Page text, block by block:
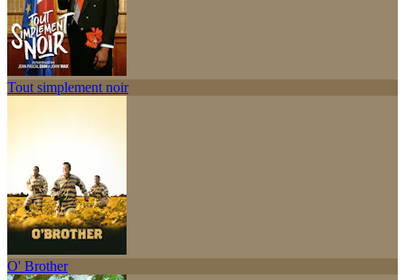
Tout simplement noir
O' Brother